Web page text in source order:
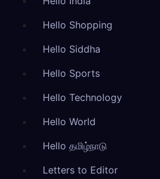
Hello Shopping
Hello Siddha
Hello Sports
Hello Technology
Hello World
Hello தமிழ்நாடு
Letters to Editor